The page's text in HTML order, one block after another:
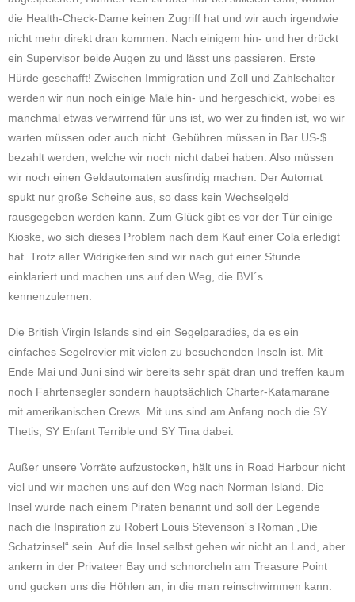
die Health-Check-Dame keinen Zugriff hat und wir auch irgendwie
nicht mehr direkt dran kommen. Nach einigem hin- und her drückt
ein Supervisor beide Augen zu und lässt uns passieren. Erste
Hürde geschafft! Zwischen Immigration und Zoll und Zahlschalter
werden wir nun noch einige Male hin- und hergeschickt, wobei es
manchmal etwas verwirrend für uns ist, wo wer zu finden ist, wo wir
warten müssen oder auch nicht. Gebühren müssen in Bar US-$
bezahlt werden, welche wir noch nicht dabei haben. Also müssen
wir noch einen Geldautomaten ausfindig machen. Der Automat
spukt nur große Scheine aus, so dass kein Wechselgeld
rausgegeben werden kann. Zum Glück gibt es vor der Tür einige
Kioske, wo sich dieses Problem nach dem Kauf einer Cola erledigt
hat. Trotz aller Widrigkeiten sind wir nach gut einer Stunde
einklariert und machen uns auf den Weg, die BVI´s
kennenzulernen.
Die British Virgin Islands sind ein Segelparadies, da es ein
einfaches Segelrevier mit vielen zu besuchenden Inseln ist. Mit
Ende Mai und Juni sind wir bereits sehr spät dran und treffen kaum
noch Fahrtensegler sondern hauptsächlich Charter-Katamarane
mit amerikanischen Crews. Mit uns sind am Anfang noch die SY
Thetis, SY Enfant Terrible und SY Tina dabei.
Außer unsere Vorräte aufzustocken, hält uns in Road Harbour nicht
viel und wir machen uns auf den Weg nach Norman Island. Die
Insel wurde nach einem Piraten benannt und soll der Legende
nach die Inspiration zu Robert Louis Stevenson´s Roman „Die
Schatzinsel“ sein. Auf die Insel selbst gehen wir nicht an Land, aber
ankern in der Privateer Bay und schnorcheln am Treasure Point
und gucken uns die Höhlen an, in die man reinschwimmen kann.